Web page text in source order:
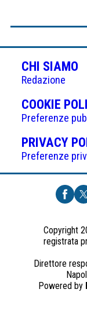
CHI SIAMO
Redazione
COOKIE
Preferenze
PRIVACY
Preferenze
Copyright
registrata
Direttore
Powered by